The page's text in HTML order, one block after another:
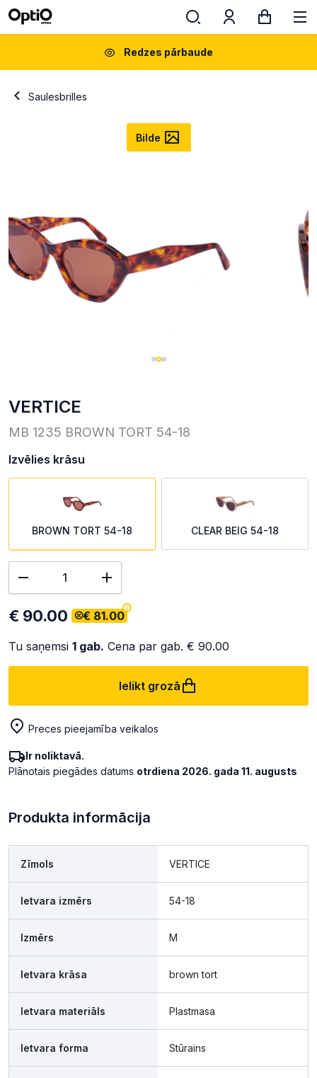
Redzes pārbaude
Saulesbrilles
Bilde
VERTICE
MB 1235 BROWN TORT 54-18
Izvēlies krāsu
BROWN TORT 54-18 CLEAR BEIG 54-18
€ 90.00 € 81.00
Tu saņemsi 1 gab. Cena par gab. € 90.00
Ielikt grozā
Preces pieejamība veikalos
Ir noliktavā.
Plānotais piegādes datums otrdiena 2026. gada 11. augusts
Produkta informācija
Zīmols VERTICE
Ietvara izmērs 54-18
Izmērs M
Ietvara krāsa brown tort
Ietvara materiāls Plastmasa
Ietvara forma Stūrains